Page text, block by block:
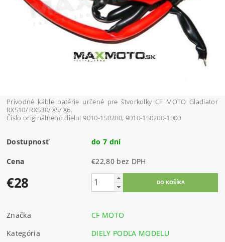
Prívodné káble batérie určené pre štvorkolky CF MOTO Gladiator
RX510/ RX530/ X5/ X6.
Číslo originálneho dielu: 9010-150200, 9010-150200-1000
Dostupnosť do 7 dní
Cena €22,80 bez DPH
€28
Značka
CF MOTO
Kategória
DIELY PODĽA MODELU